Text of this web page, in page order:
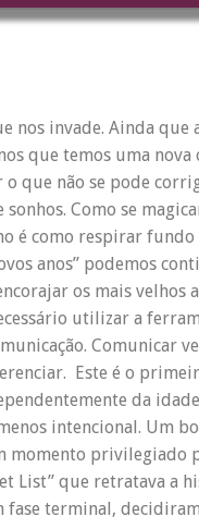
nos invade. Ainda que
que temos uma
que não se pode
Como se
é como respirar fundo
anos” podemos
os mais velhos
utilizar a
Comunicar
Este é o
da
intencional. Um
momento privilegiado
List” que retratava a
fase terminal,